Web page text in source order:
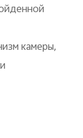
камеры,